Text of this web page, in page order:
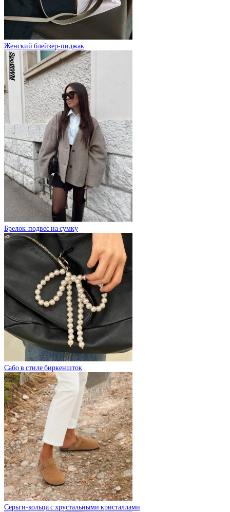
Женский блейзер-пиджак
Брелок-подвес на сумку
Сабо в стиле биркеншток
Серьги-кольца с хрустальными кристаллами